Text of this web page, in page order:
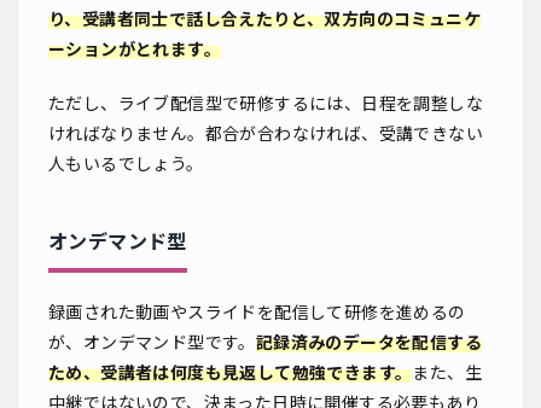
り、受講者同士で話し合えたりと、双方向のコミュニケ
ーションがとれます。
ただし、ライブ配信型で研修するには、日程を調整しな
ければなりません。都合が合わなければ、受講できない
人もいるでしょう。
オンデマンド型
録画された動画やスライドを配信して研修を進めるの
が、オンデマンド型です。 記録済みのデータを配信する
ため、受講者は何度も見返して勉強できます。また、生
中継ではないので、決まった日時に開催する必要もあり